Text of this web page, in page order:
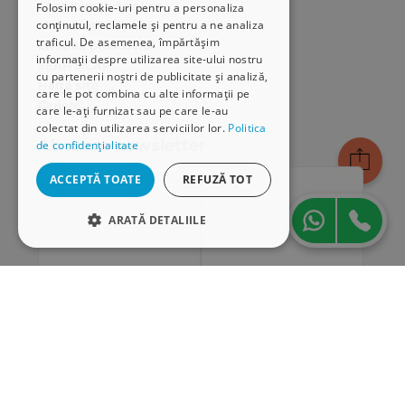
cu nota de Adrian Sandru, Dorel Herinean
Folosim cookie-uri pentru a personaliza
conținutul, reclamele și pentru a ne analiza
traficul. De asemenea, împărtășim
informații despre utilizarea site-ului nostru
cu partenerii noștri de publicitate și analiză,
care le pot combina cu alte informații pe
care le-ați furnizat sau pe care le-au
colectat din utilizarea serviciilor lor. Politica
de confidențialitate
ACCEPTĂ TOATE REFUZĂ TOT
ARATĂ DETALIILE
Cum comand online
Modalități de plată
Livrarea produselor
SEAP/SICAP
Hartă site
Cariere
Abonare newsletter